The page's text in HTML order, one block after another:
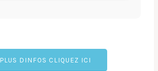
PLUS DINFOS CLIQUEZ ICI